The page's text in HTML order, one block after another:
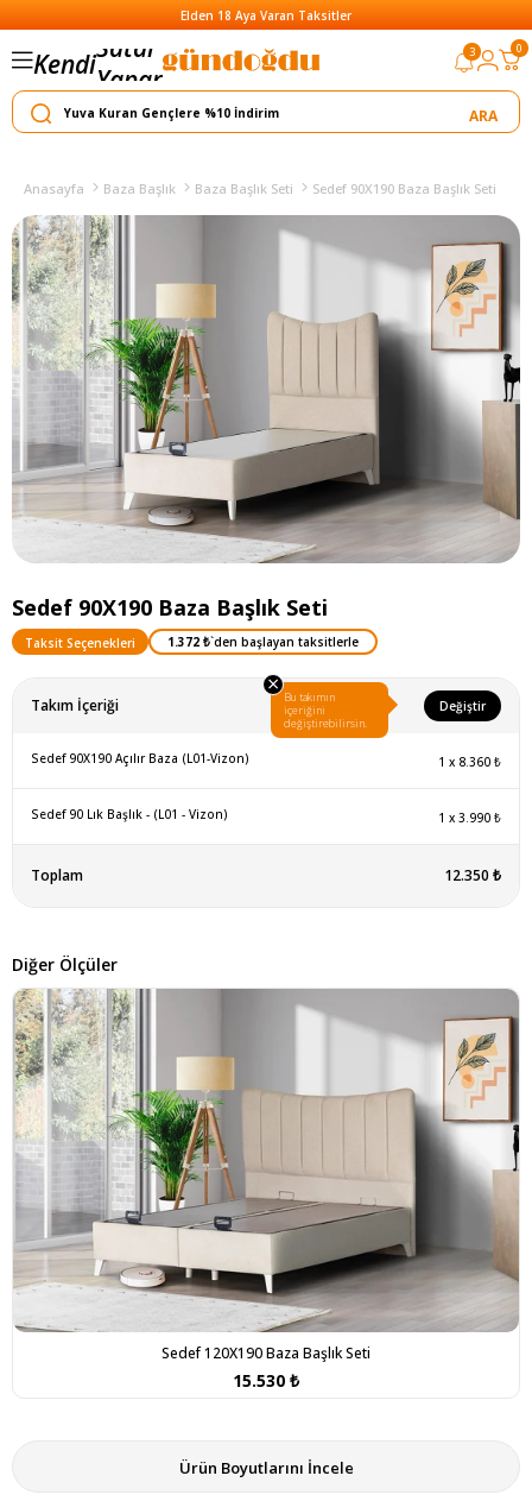
Elden 18 Aya Varan Taksitler
KendiYapar
Satar
3 0
Anasayfa Baza Başlık Baza Başlık Seti Sedef 90X190 Baza Başlık Seti
Sedef 90X190 Baza Başlık Seti
Taksit Seçenekleri 1.372 ₺`den başlayan taksitlerle
Takım İçeriği Değiştir
× Bu takımın
içeriğini
değiştirebilirsin.
Sedef 90X190 Açılır Baza (L01-Vizon) 1 x 8.360 ₺
Sedef 90 Lık Başlık - (L01 - Vizon) 1 x 3.990 ₺
Toplam 12.350 ₺
Diğer Ölçüler
Sedef 120X190 Baza Başlık Seti
15.530 ₺
Ürün Boyutlarını İncele